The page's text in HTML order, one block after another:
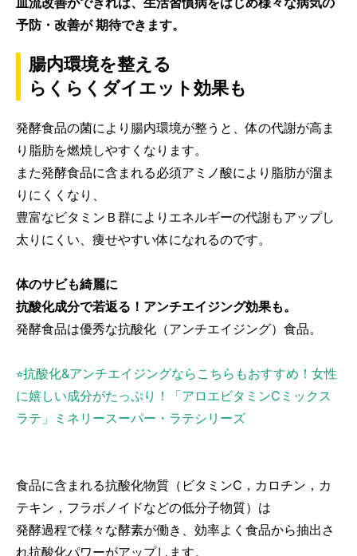
予防・改善が 期待できます。
腸内環境を整える
らくらくダイエット効果も
発酵食品の菌により腸内環境が整うと、体の代謝が高ま
り脂肪を燃焼しやすくなります。
また発酵食品に含まれる必須アミノ酸により脂肪が溜ま
りにくくなり、
豊富なビタミンＢ群によりエネルギーの代謝もアップし
太りにくい、痩せやすい体になれるのです。
体のサビも綺麗に
抗酸化成分で若返る！アンチエイジング効果も。
発酵食品は優秀な抗酸化（アンチエイジング）食品。
⭐︎抗酸化&アンチエイジングならこちらもおすすめ！女性
に嬉しい成分がたっぷり！「アロエビタミンCミックス
ラテ」ミネリースーパー・ラテシリーズ
食品に含まれる抗酸化物質（ビタミンC，カロチン，カ
テキン，フラボノイドなどの低分子物質）は
発酵過程で様々な酵素が働き、効率よく食品から抽出さ
れ抗酸化パワーがアップします。